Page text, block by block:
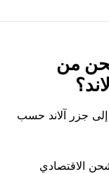
من
إلى جزر آلاند حسب
بينما الشحن الاقتصادي